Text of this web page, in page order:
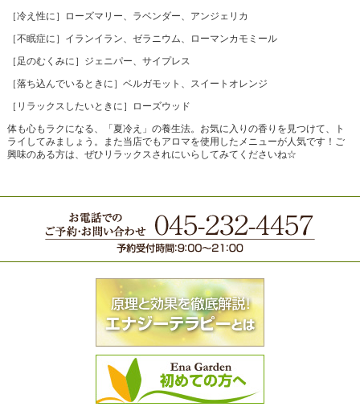
［冷え性に］ローズマリー、ラベンダー、アンジェリカ
［不眠症に］イランイラン、ゼラニウム、ローマンカモミール
［足のむくみに］ジェニパー、サイプレス
［落ち込んでいるときに］ベルガモット、スイートオレンジ
［リラックスしたいときに］ローズウッド
体も心もラクになる、「夏冷え」の養生法。お気に入りの香りを見つけて、ト
ライしてみましょう。また当店でもアロマを使用したメニューが人気です！ご
興味のある方は、ぜひリラックスされにいらしてみてくださいね☆